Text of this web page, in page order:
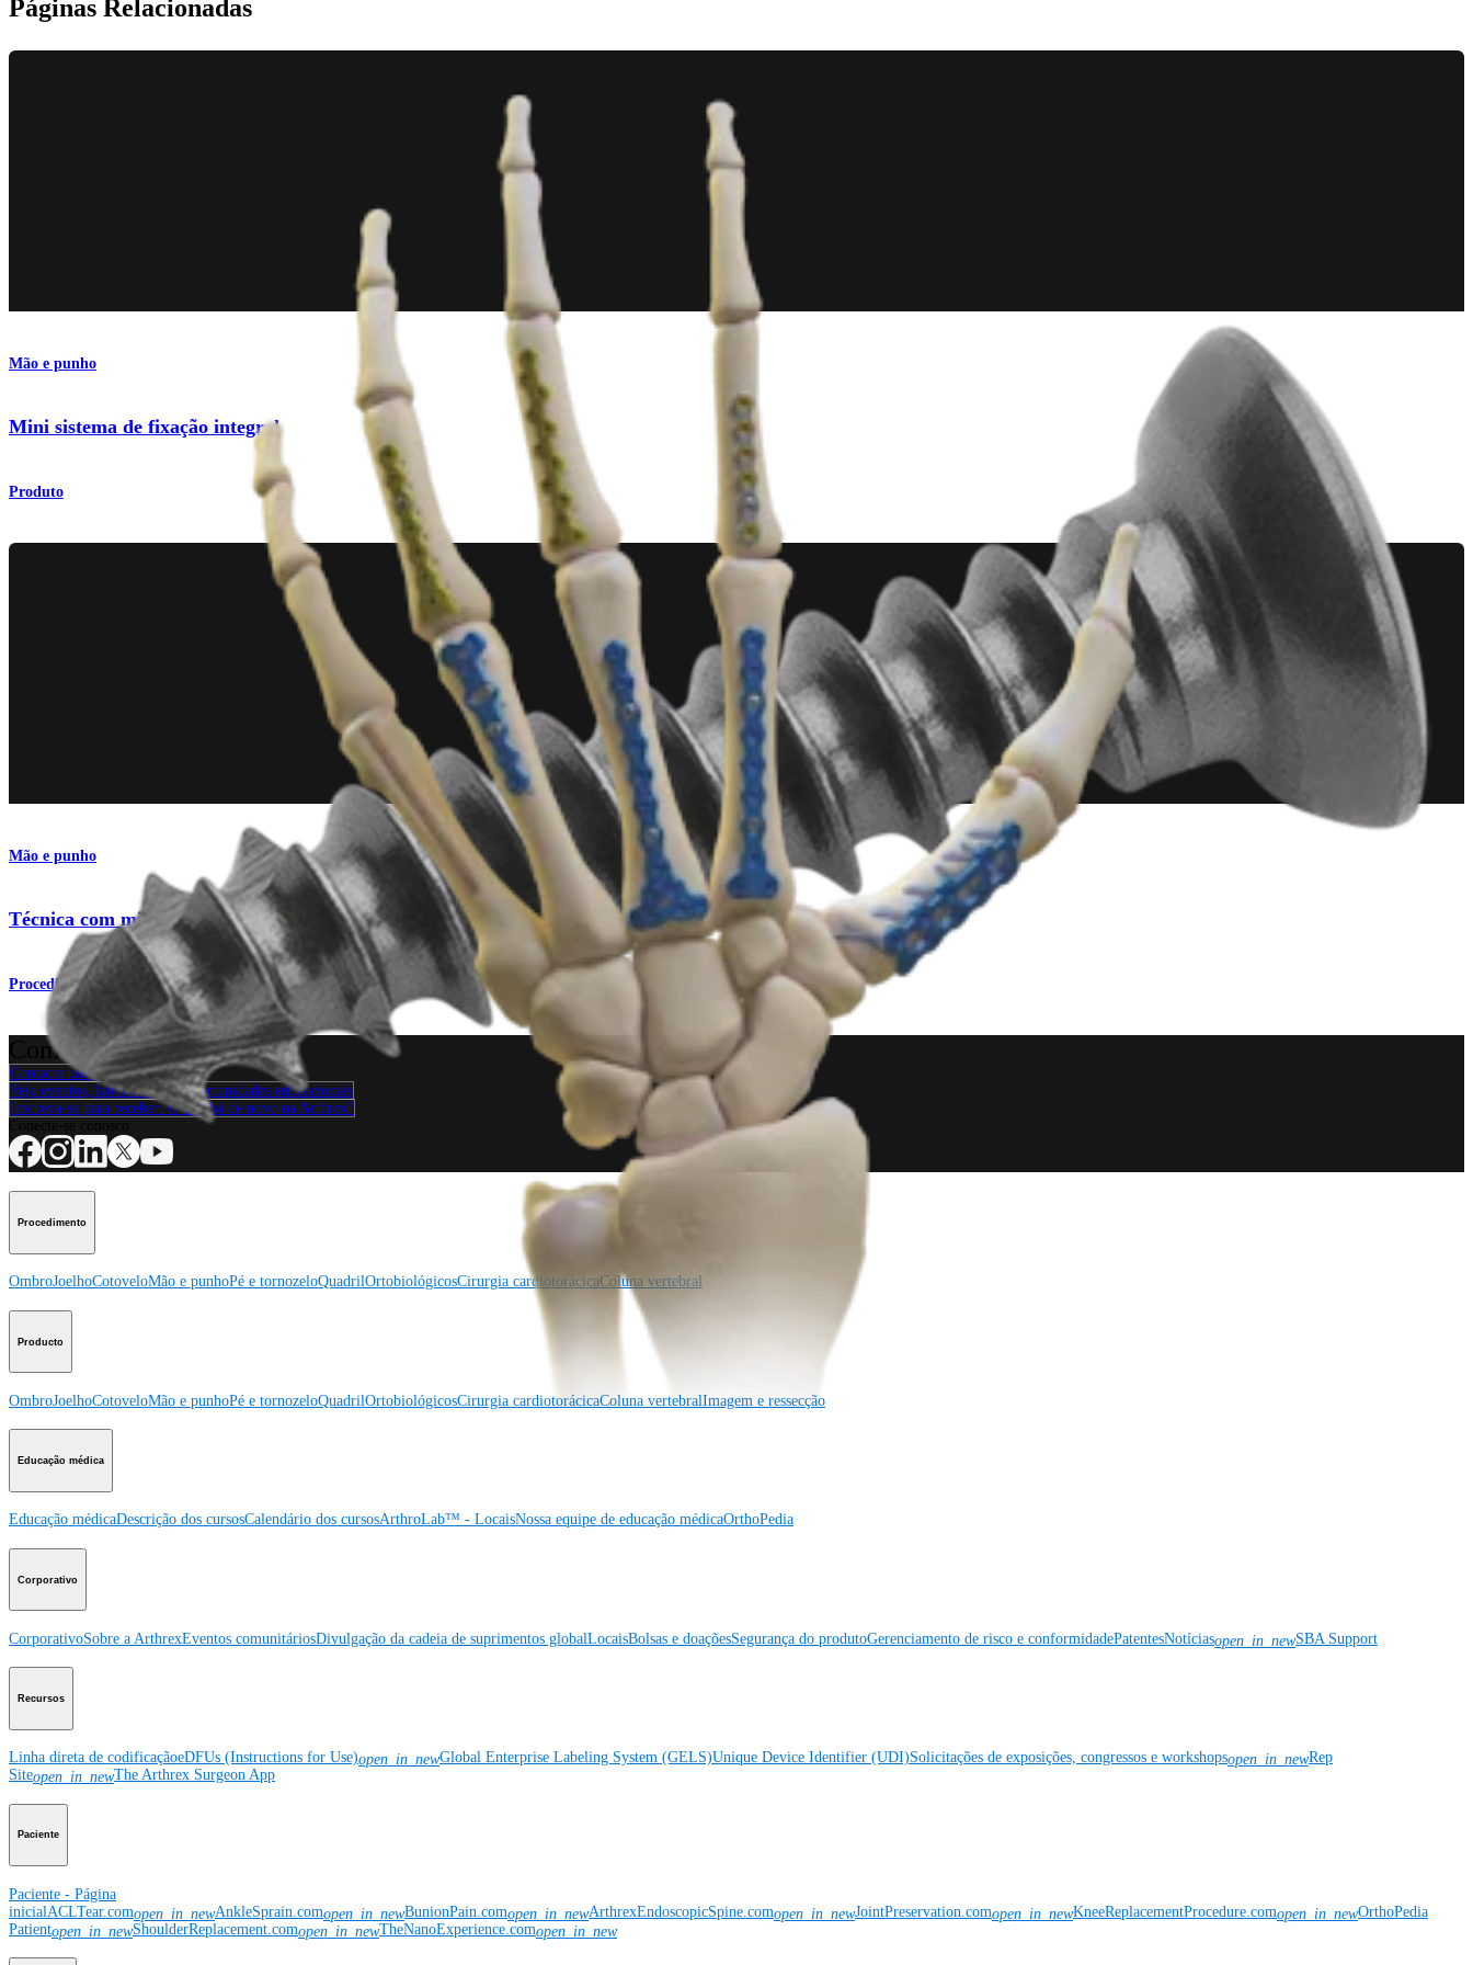
Páginas Relacionadas
Mão e punho
Mini sistema de fixação integral
Produto
Mão e punho
Técnica com mini placas para fragmento
Procedimento
Como podemos ajudar?
Contacte um representante
Veja eventos, laboratórios e oportunidades educacionais
Inscreva-se para receber: O que há de novo na Arthrex?
Procedimento
OmbroJoelhoCotoveloMão e punhoPé e tornozeloQuadrilOrtobiológicosCirurgia cardiotorácicaColuna vertebral
Producto
OmbroJoelhoCotoveloMão e punhoPé e tornozeloQuadrilOrtobiológicosCirurgia cardiotorácicaColuna vertebralImagem e ressecção
Educação médica
Educação médicaDescrição dos cursosCalendário dos cursosArthroLab™ - LocaisNossa equipe de educação médicaOrthoPedia
Corporativo
CorporativoSobre a ArthrexEventos comunitáriosDivulgação da cadeia de suprimentos globalLocaisBolsas e doaçõesSegurança do produtoGerenciamento de risco e conformidadePatentesNotíciasopen_in_newSBA Support
Recursos
Linha direta de codificaçãoeDFUs (Instructions for Use)open_in_newGlobal Enterprise Labeling System (GELS)Unique Device Identifier (UDI)Solicitações de exposições, congressos e workshopsopen_in_newRep
Siteopen_in_newThe Arthrex Surgeon App
Paciente
Paciente - Página
inicialACLTear.comopen_in_newAnkleSprain.comopen_in_newBunionPain.comopen_in_newArthrexEndoscopicSpine.comopen_in_newJointPreservation.comopen_in_newKneeReplacementProcedure.comopen_in_newOrthoPedia
Patientopen_in_newShoulderReplacement.comopen_in_newTheNanoExperience.comopen_in_new